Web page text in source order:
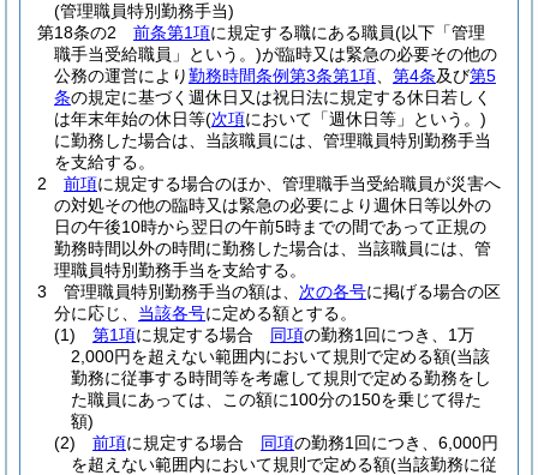
(管理職員特別勤務手当)
第18条の2
前条第1項に規定する職にある職員(以下「管理
職手当受給職員」という。)が臨時又は緊急の必要その他の
公務の運営により勤務時間条例第3条第1項 第4条及び第5
条の規定に基づく週休日又は祝日法に規定する休日若しく
は年末年始の休日等(次項において「週休日等」という。)
に勤務した場合は、当該職員には、管理職員特別勤務手当
を支給する。
2
前項に規定する場合のほか、管理職手当受給職員が災害へ
の対処その他の臨時又は緊急の必要により週休日等以外の
日の午後10時から翌日の午前5時までの間であって正規の
勤務時間以外の時間に勤務した場合は、当該職員には、管
理職員特別勤務手当を支給する。
3
管理職員特別勤務手当の額は、 次の各号に掲げる場合の区
分に応じ、 当該各号に定める額とする。
(1)
第1項に規定する場合 同項の勤務1回につき、1万
2,000円を超えない範囲内において規則で定める額(当該
勤務に従事する時間等を考慮して規則で定める勤務をし
た職員にあっては、この額に100分の150を乗じて得た
額)
(2)
前項に規定する場合 同項の勤務1回につき、6,000円
を超えない範囲内において規則で定める額(当該勤務に従